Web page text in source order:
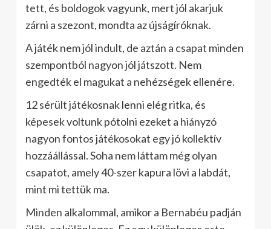
tett, és boldogok vagyunk, mert jól akarjuk
zárni a szezont, mondta az újságíróknak.
A játék nem jól indult, de aztán a csapat minden
szempontból nagyon jól játszott. Nem
engedték el magukat a nehézségek ellenére.
12 sérült játékosnak lenni elég ritka, és
képesek voltunk pótolni ezeket a hiányzó
nagyon fontos játékosokat egy jó kollektív
hozzáállással. Soha nem láttam még olyan
csapatot, amely 40-szer kapura lövi a labdát,
mint mi tettük ma.
Minden alkalommal, amikor a Bernabéu padján